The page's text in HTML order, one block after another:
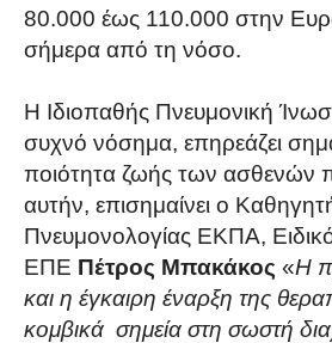
80.000 έως 110.000 στην
σήμερα από τη νόσο.
Η Ιδιοπαθής Πνευμονική
συχνό νόσημα, επηρεάζει
ποιότητα ζωής των ασθενών
αυτήν, επισημαίνει ο
Πνευμονολογίας ΕΚΠΑ,
ΕΠΕ Πέτρος Μπακάκος «Η
και η έγκαιρη έναρξη της
κομβικά σημεία στη σωστή